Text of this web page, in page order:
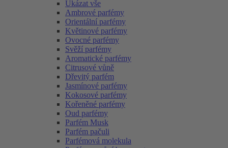
Ukázat vše
Ambrové parfémy
Orientální parfémy
Květinové parfémy
Ovocné parfémy
Svěží parfémy
Aromatické parfémy
Citrusové vůně
Dřevitý parfém
Jasmínové parfémy
Kokosové parfémy
Kořeněné parfémy
Oud parfémy
Parfém Musk
Parfém pačuli
Parfémová molekula